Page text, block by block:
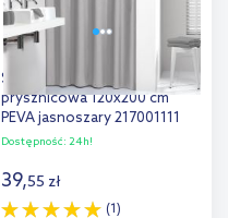
Sealskin Granada zasłona
prysznicowa 120x200 cm
PEVA jasnoszary 217001111
Dostępność: 24h!
39,55 zł
(1)